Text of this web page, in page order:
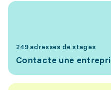
249 adresses de stages
Contacte une